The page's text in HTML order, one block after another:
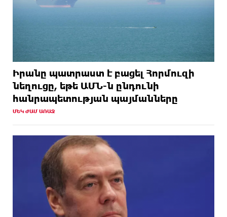
Իրանը պատրաստ է բացել Հորմուզի
նեղուցը, եթե ԱՄՆ-ն ընդունի
հանրապետության պայմանները
ՄԵԿ ԺԱՄ ԱՌԱՋ